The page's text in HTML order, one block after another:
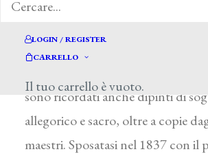
LOGIN / REGISTER
CARRELLO
Il tuo carrello è vuoto.
Gerusalemme Liberata e con uno
sono ricordati anche dipinti di
allegorico e sacro, oltre a copie
maestri. Sposatasi nel 1837 con il